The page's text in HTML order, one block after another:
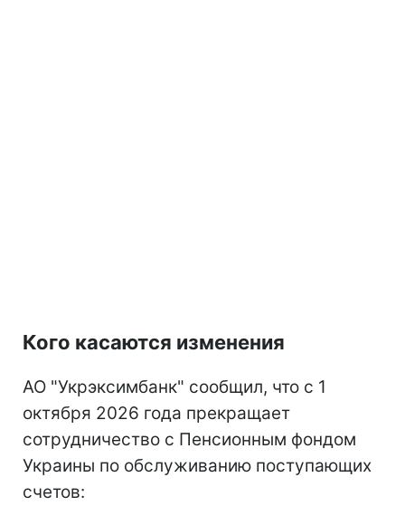
Кого касаются изменения
АО "Укрэксимбанк" сообщил, что с 1
октября 2026 года прекращает
сотрудничество с Пенсионным фондом
Украины по обслуживанию поступающих
счетов: